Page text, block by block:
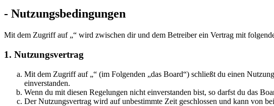
- Nutzungsbedingungen
Mit dem Zugriff auf „“ wird zwischen dir und dem Betreiber ein Vertrag mit
1. Nutzungsvertrag
Mit dem Zugriff auf „“ (im Folgenden „das Board“) schließt du einen
einverstanden.
Wenn du mit diesen Regelungen nicht einverstanden bist, so darfst du das
Der Nutzungsvertrag wird auf unbestimmte Zeit geschlossen und kann von